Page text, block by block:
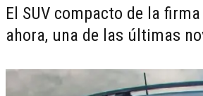
El SUV compacto de la
ahora, una de las últimas